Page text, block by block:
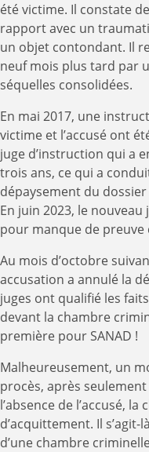
été victime. Il constate
rapport avec un
un objet contondant. Il
neuf mois plus tard par
séquelles consolidées.
En mai 2017, une
victime et l’accusé ont
juge d’instruction qui a
trois ans, ce qui a
dépaysement du
En juin 2023, le nouveau
pour manque de preuve
Au mois d’octobre
accusation a annulé la
juges ont qualifié les
devant la chambre
première pour SANAD !
Malheureusement, un
procès, après
l’absence de l’accusé,
d’acquittement. Il
d’une chambre